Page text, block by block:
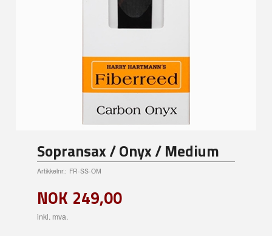
Sopransax / Onyx / Medium
Artikkelnr.: FR-SS-OM
NOK 249,00
inkl. mva.